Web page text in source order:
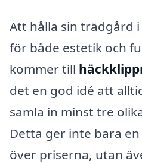
Att hålla sin trädgård
för både estetik och
kommer till
det en god idé att
samla in minst tre
Detta ger inte bara
över priserna, utan